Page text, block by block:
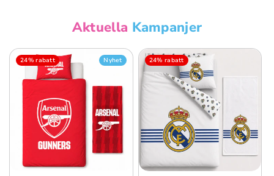
Aktuella Kampanjer
24% rabatt Nyhet 24% rabatt